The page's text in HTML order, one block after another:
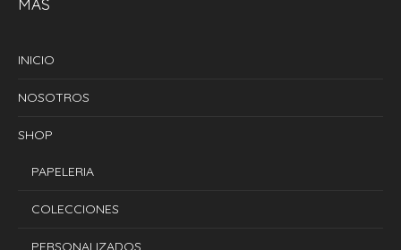
MÁS
INICIO
NOSOTROS
SHOP
PAPELERIA
COLECCIONES
PERSONALIZADOS